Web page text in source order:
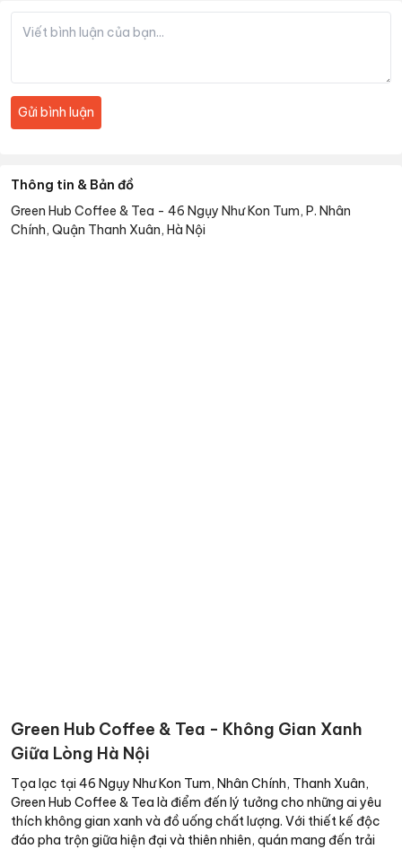
Gửi bình luận
Thông tin & Bản đồ
Green Hub Coffee & Tea - 46 Ngụy Như Kon Tum, P. Nhân
Chính, Quận Thanh Xuân, Hà Nội
Green Hub Coffee & Tea - Không Gian Xanh
Giữa Lòng Hà Nội
Tọa lạc tại 46 Ngụy Như Kon Tum, Nhân Chính, Thanh Xuân,
Green Hub Coffee & Tea là điểm đến lý tưởng cho những ai yêu
thích không gian xanh và đồ uống chất lượng. Với thiết kế độc
đáo pha trộn giữa hiện đại và thiên nhiên, quán mang đến trải